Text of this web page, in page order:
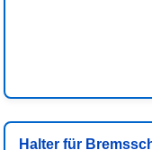
Halter für